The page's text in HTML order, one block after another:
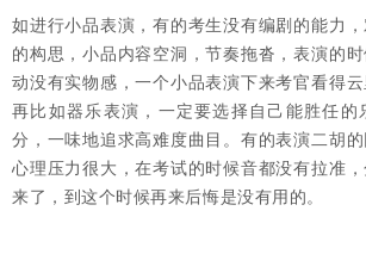
如进行小品表演，有的考生没有编剧的能力
的构思，小品内容空洞，节奏拖沓，表演的
动没有实物感，一个小品表演下来考官看得云
再比如器乐表演，一定要选择自己能胜任的
分，一味地追求高难度曲目。有的表演二胡的
心理压力很大，在考试的时候音都没有拉准
来了，到这个时候再来后悔是没有用的。